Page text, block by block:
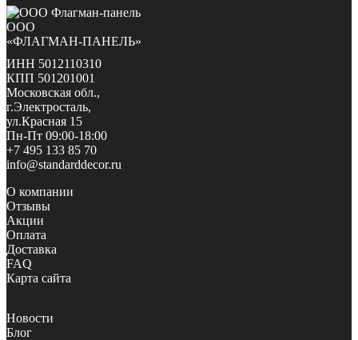
ООО
«ФЛАГМАН-ПАНЕЛЬ»
ИНН 5012110310
КПП 501201001
Московская обл.,
г.Электросталь,
ул.Красная 15
Пн-Пт 09:00-18:00
+7 495 133 85 70
info@standarddecor.ru
О компании
Отзывы
Акции
Оплата
Доставка
FAQ
Карта сайта
Новости
Блог